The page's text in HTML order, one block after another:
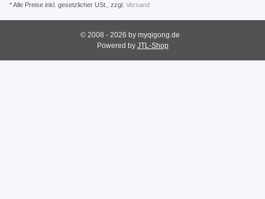
* Alle Preise inkl. gesetzlicher USt., zzgl. Versand
© 2008 - 2026 by myqigong.de
Powered by JTL-Shop